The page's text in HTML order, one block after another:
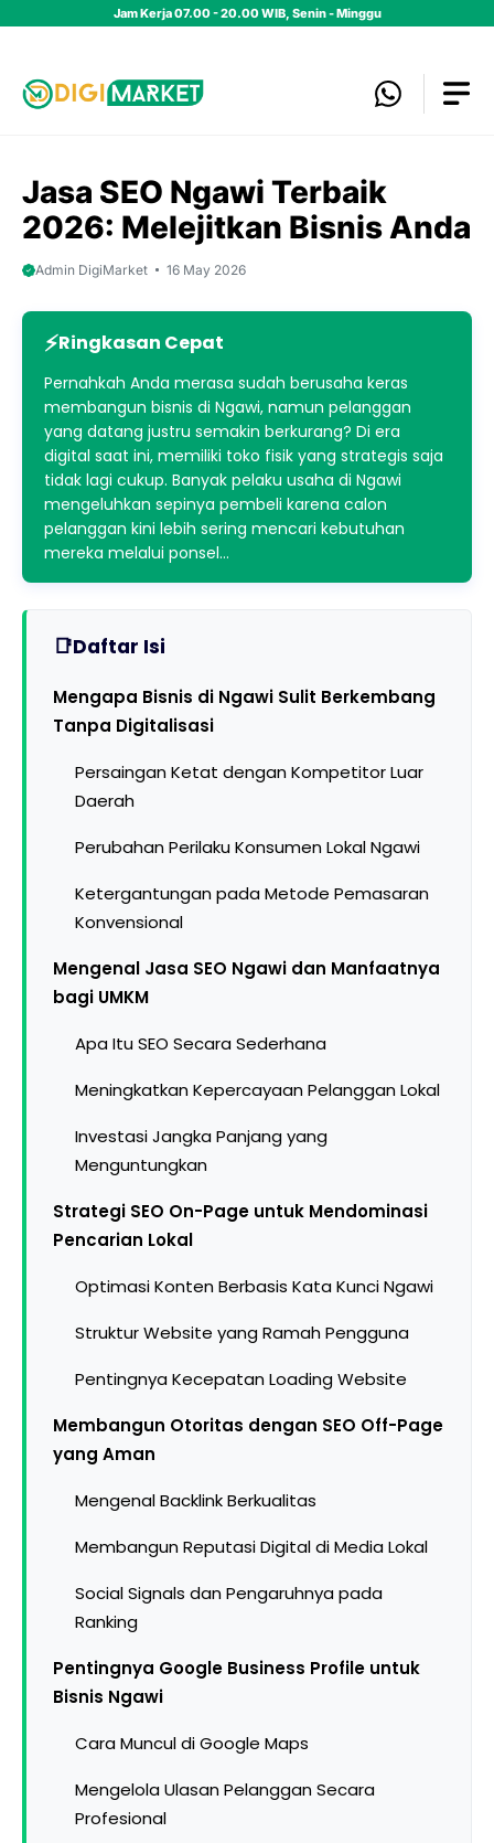
Jam Kerja 07.00 - 20.00 WIB, Senin - Minggu
Jasa SEO Ngawi Terbaik
2026: Melejitkan Bisnis Anda
Admin DigiMarket 16 May 2026
Ringkasan Cepat
Pernahkah Anda merasa sudah berusaha keras
membangun bisnis di Ngawi, namun pelanggan
yang datang justru semakin berkurang? Di era
digital saat ini, memiliki toko fisik yang strategis saja
tidak lagi cukup. Banyak pelaku usaha di Ngawi
mengeluhkan sepinya pembeli karena calon
pelanggan kini lebih sering mencari kebutuhan
mereka melalui ponsel…
Daftar Isi
Mengapa Bisnis di Ngawi Sulit Berkembang
Tanpa Digitalisasi
Persaingan Ketat dengan Kompetitor Luar
Daerah
Perubahan Perilaku Konsumen Lokal Ngawi
Ketergantungan pada Metode Pemasaran
Konvensional
Mengenal Jasa SEO Ngawi dan Manfaatnya
bagi UMKM
Apa Itu SEO Secara Sederhana
Meningkatkan Kepercayaan Pelanggan Lokal
Investasi Jangka Panjang yang
Menguntungkan
Strategi SEO On-Page untuk Mendominasi
Pencarian Lokal
Optimasi Konten Berbasis Kata Kunci Ngawi
Struktur Website yang Ramah Pengguna
Pentingnya Kecepatan Loading Website
Membangun Otoritas dengan SEO Off-Page
yang Aman
Mengenal Backlink Berkualitas
Membangun Reputasi Digital di Media Lokal
Social Signals dan Pengaruhnya pada
Ranking
Pentingnya Google Business Profile untuk
Bisnis Ngawi
Cara Muncul di Google Maps
Mengelola Ulasan Pelanggan Secara
Profesional